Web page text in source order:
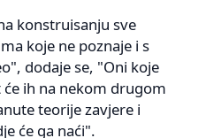
konstruisanju sve
koje ne poznaje i s
dodaje se, "Oni koje
ih na nekom drugom
teorije zavjere i
će ga naći".